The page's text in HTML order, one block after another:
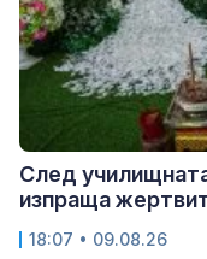
След
изпраща
18:07 • 09.08.26